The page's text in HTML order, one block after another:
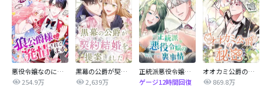
悪役令嬢なのに、狼公爵様に発情されてます
254.9万
黒幕の公爵が契約結婚を提案しました
2,639万
正統派悪役令嬢の裏事情
ゲージ12時間回復
オオカミ公爵の秘密
869.8万